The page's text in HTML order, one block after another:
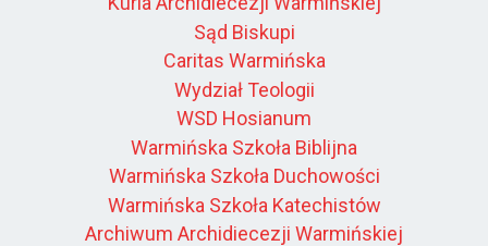
Sąd Biskupi
Caritas Warmińska
Wydział Teologii
WSD Hosianum
Warmińska Szkoła Biblijna
Warmińska Szkoła Duchowości
Warmińska Szkoła Katechistów
Archiwum Archidiecezji Warmińskiej